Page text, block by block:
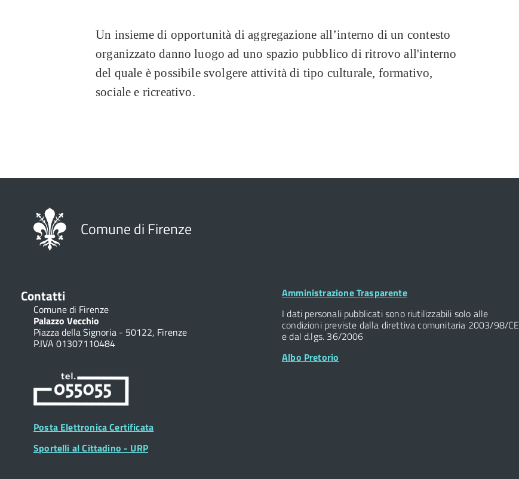
Un insieme di opportunità di aggregazione all’interno di un contesto
organizzato danno luogo ad uno spazio pubblico di ritrovo all'interno
del quale è possibile svolgere attività di tipo culturale, formativo,
sociale e ricreativo.
Comune di Firenze
Contatti
Comune di Firenze
Palazzo Vecchio
Piazza della Signoria - 50122, Firenze
P.IVA 01307110484
Posta Elettronica Certificata
Sportelli al Cittadino - URP
Footer
Amministrazione Trasparente
I dati personali pubblicati sono riutilizzabili solo alle
condizioni previste dalla direttiva comunitaria 2003/98/CE
e dal d.lgs. 36/2006
Albo Pretorio